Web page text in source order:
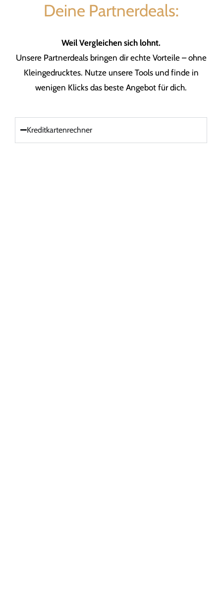
Deine Partnerdeals:
Weil Vergleichen sich lohnt.
Unsere Partnerdeals bringen dir echte Vorteile – ohne
Kleingedrucktes. Nutze unsere Tools und finde in
wenigen Klicks das beste Angebot für dich.
Kreditkartenrechner